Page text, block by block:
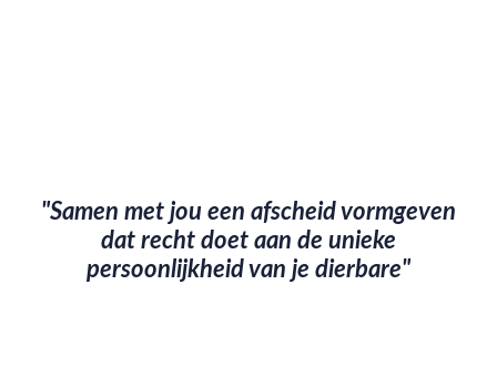
"Samen met jou een afscheid vormgeven
dat recht doet aan de unieke
persoonlijkheid van je dierbare"